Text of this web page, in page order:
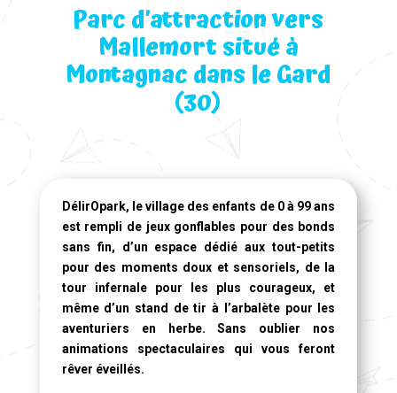
Parc d’attraction vers
Mallemort situé à
Montagnac dans le Gard
(30)
DélirOpark, le village des enfants de 0 à 99 ans
est rempli de jeux gonflables pour des bonds
sans fin, d’un espace dédié aux tout-petits
pour des moments doux et sensoriels, de la
tour infernale pour les plus courageux, et
même d’un stand de tir à l’arbalète pour les
aventuriers en herbe. Sans oublier nos
animations spectaculaires qui vous feront
rêver éveillés.